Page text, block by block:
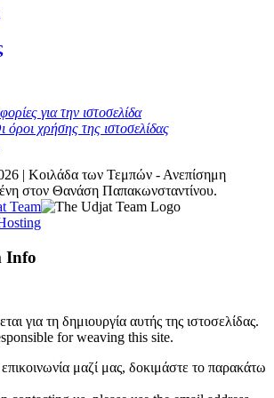
για την ιστοσελίδα
όροι χρήσης της ιστοσελίδας
| Κοιλάδα των Τεμπών - Ανεπίσημη
στον Θανάση Παπακωνσταντίνου.
Team
Info
για τη δημιουργία αυτής της ιστοσελίδας.
for weaving this site.
μαζί μας, δοκιμάστε το παρακάτω